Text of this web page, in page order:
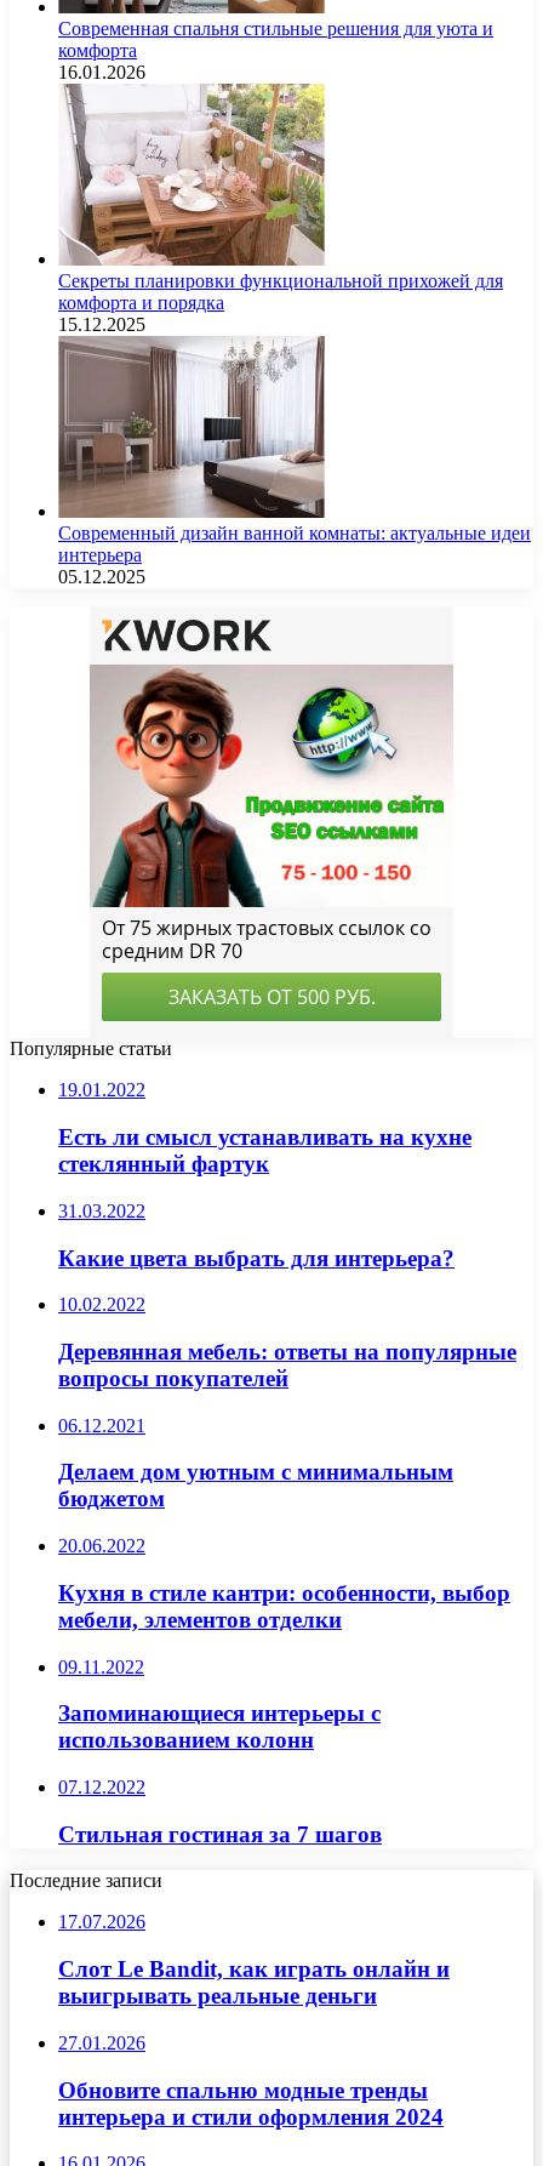
Современная спальня стильные решения для уюта и
комфорта
16.01.2026
Секреты планировки функциональной прихожей для
комфорта и порядка
15.12.2025
Современный дизайн ванной комнаты: актуальные идеи
интерьера
05.12.2025
Популярные статьи
19.01.2022
Есть ли смысл устанавливать на кухне
стеклянный фартук
31.03.2022
Какие цвета выбрать для интерьера?
10.02.2022
Деревянная мебель: ответы на популярные
вопросы покупателей
06.12.2021
Делаем дом уютным с минимальным
бюджетом
20.06.2022
Кухня в стиле кантри: особенности, выбор
мебели, элементов отделки
09.11.2022
Запоминающиеся интерьеры с
использованием колонн
07.12.2022
Стильная гостиная за 7 шагов
Последние записи
17.07.2026
Слот Le Bandit, как играть онлайн и
выигрывать реальные деньги
27.01.2026
Обновите спальню модные тренды
интерьера и стили оформления 2024